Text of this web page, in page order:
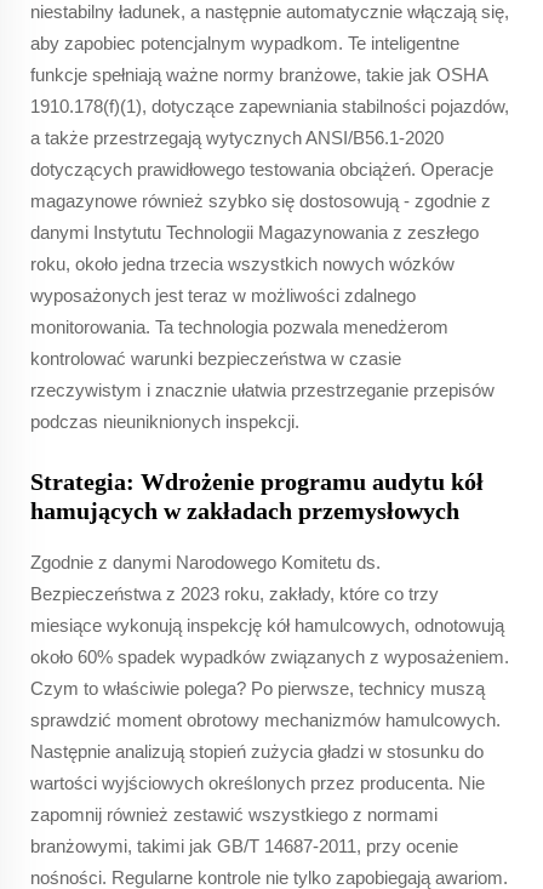
niestabilny ładunek, a następnie automatycznie włączają się,
aby zapobiec potencjalnym wypadkom. Te inteligentne
funkcje spełniają ważne normy branżowe, takie jak OSHA
1910.178(f)(1), dotyczące zapewniania stabilności pojazdów,
a także przestrzegają wytycznych ANSI/B56.1-2020
dotyczących prawidłowego testowania obciążeń. Operacje
magazynowe również szybko się dostosowują - zgodnie z
danymi Instytutu Technologii Magazynowania z zeszłego
roku, około jedna trzecia wszystkich nowych wózków
wyposażonych jest teraz w możliwości zdalnego
monitorowania. Ta technologia pozwala menedżerom
kontrolować warunki bezpieczeństwa w czasie
rzeczywistym i znacznie ułatwia przestrzeganie przepisów
podczas nieuniknionych inspekcji.
Strategia: Wdrożenie programu audytu kół
hamujących w zakładach przemysłowych
Zgodnie z danymi Narodowego Komitetu ds.
Bezpieczeństwa z 2023 roku, zakłady, które co trzy
miesiące wykonują inspekcję kół hamulcowych, odnotowują
około 60% spadek wypadków związanych z wyposażeniem.
Czym to właściwie polega? Po pierwsze, technicy muszą
sprawdzić moment obrotowy mechanizmów hamulcowych.
Następnie analizują stopień zużycia gładzi w stosunku do
wartości wyjściowych określonych przez producenta. Nie
zapomnij również zestawić wszystkiego z normami
branżowymi, takimi jak GB/T 14687-2011, przy ocenie
nośności. Regularne kontrole nie tylko zapobiegają awariom.